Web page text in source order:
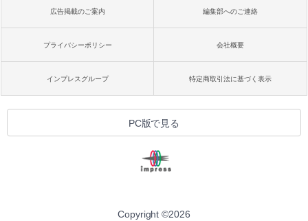
広告掲載のご案内 編集部へのご連絡
プライバシーポリシー 会社概要
インプレスグループ 特定商取引法に基づく表示
PC版で見る
Copyright ©2026